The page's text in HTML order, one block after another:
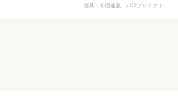
寝具・布団通販 > C2プロテクト